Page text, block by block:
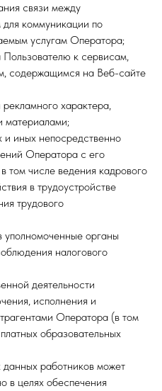
связи между
коммуникации по
услугам Оператора;
Пользователю к сервисам,
содержащимся на Веб-сайте
характера,
материалами;
и иных непосредственно
Оператора с его
том числе ведения кадрового
в трудоустройстве
трудового
уполномоченные органы
налогового
деятельности
исполнения и
Оператора (в том
образовательных
работников может
в целях обеспечения